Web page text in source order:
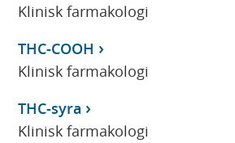
Klinisk farmakologi
THC-COOH
Klinisk farmakologi
THC-syra
Klinisk farmakologi